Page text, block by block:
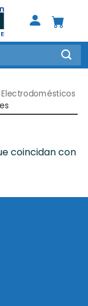
Electrodomésticos
coincidan con